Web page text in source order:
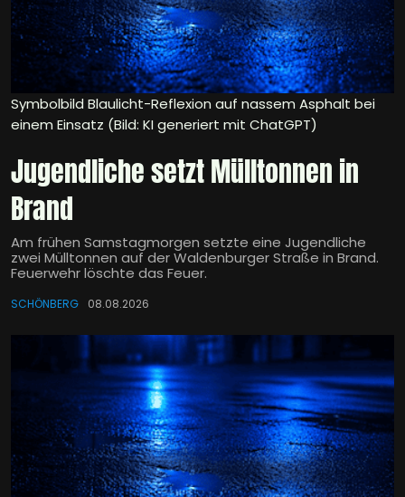
Symbolbild Blaulicht-Reflexion auf nassem Asphalt bei
einem Einsatz (Bild: KI generiert mit ChatGPT)
Jugendliche setzt Mülltonnen in
Brand
Am frühen Samstagmorgen setzte eine Jugendliche
zwei Mülltonnen auf der Waldenburger Straße in Brand.
Feuerwehr löschte das Feuer.
SCHÖNBERG 08.08.2026